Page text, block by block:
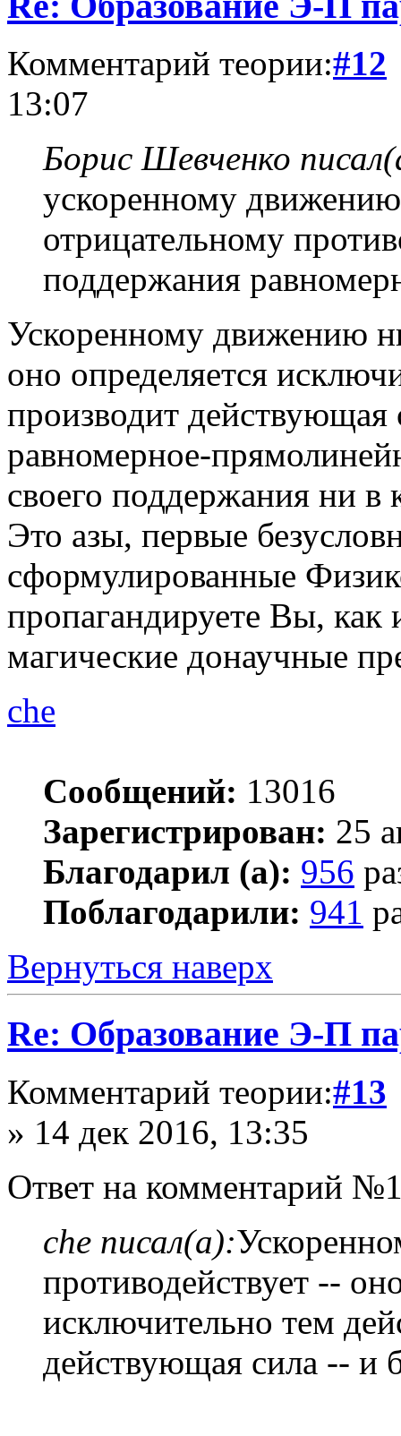
Комментарий теории:#12
13:07
Борис Шевченко
ускоренному
отрицательному
поддержания
Ускоренному движению
оно определяется
производит
равномерное-
своего поддержания ни в
Это азы, первые
сформулированные
пропагандируете Вы, как
магические донаучные
che
Сообщений: 13016
Зарегистрирован: 25
Благодарил (а): 956
Поблагодарили: 941
Вернуться наверх
Re: Образование Э-П
Комментарий теории:#13
» 14 дек 2016, 13:35
Ответ на комментарий
che писал(а):
противодействует --
исключительно тем
действующая сила -- и